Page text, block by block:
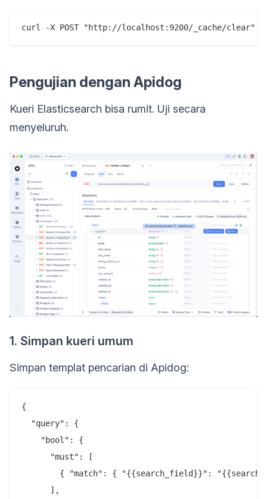
Pengujian dengan Apidog
Kueri Elasticsearch bisa rumit. Uji secara
menyeluruh.
1. Simpan kueri umum
Simpan templat pencarian di Apidog:
{
  "query": {
    "bool": {
      "must": [
{ "match": { "{{search_field}}":
      ],